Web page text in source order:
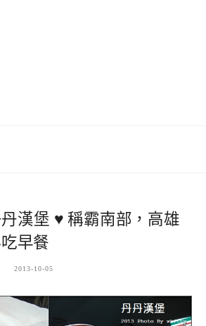
漢堡 ♥ 稱霸南部，高雄
早餐
2013-10-05